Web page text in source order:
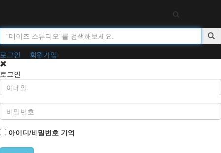
로그인
회원가입
로그인
아이디/비밀번호 기억